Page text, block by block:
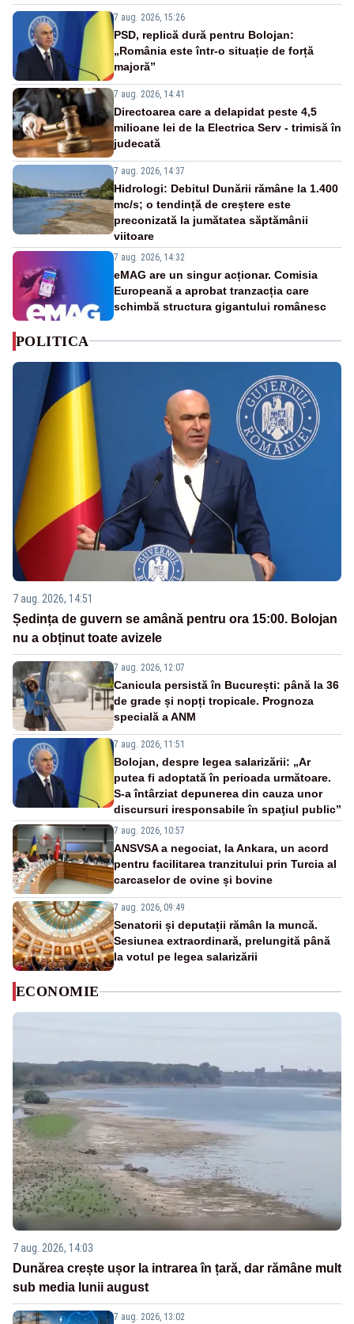
7 aug. 2026, 15:26
PSD, replică dură pentru Bolojan:
„România este într-o situație de forță
majoră”
7 aug. 2026, 14:41
Directoarea care a delapidat peste 4,5
milioane lei de la Electrica Serv - trimisă în
judecată
7 aug. 2026, 14:37
Hidrologi: Debitul Dunării rămâne la 1.400
mc/s; o tendință de creștere este
preconizată la jumătatea săptămânii
viitoare
7 aug. 2026, 14:32
eMAG are un singur acționar. Comisia
Europeană a aprobat tranzacția care
schimbă structura gigantului românesc
POLITICA
7 aug. 2026, 14:51
Ședința de guvern se amână pentru ora 15:00. Bolojan
nu a obținut toate avizele
7 aug. 2026, 12:07
Canicula persistă în București: până la 36
de grade și nopți tropicale. Prognoza
specială a ANM
7 aug. 2026, 11:51
Bolojan, despre legea salarizării: „Ar
putea fi adoptată în perioada următoare.
S-a întârziat depunerea din cauza unor
discursuri iresponsabile în spaţiul public”
7 aug. 2026, 10:57
ANSVSA a negociat, la Ankara, un acord
pentru facilitarea tranzitului prin Turcia al
carcaselor de ovine și bovine
7 aug. 2026, 09:49
Senatorii și deputații rămân la muncă.
Sesiunea extraordinară, prelungită până
la votul pe legea salarizării
ECONOMIE
7 aug. 2026, 14:03
Dunărea crește ușor la intrarea în țară, dar rămâne mult
sub media lunii august
7 aug. 2026, 13:02